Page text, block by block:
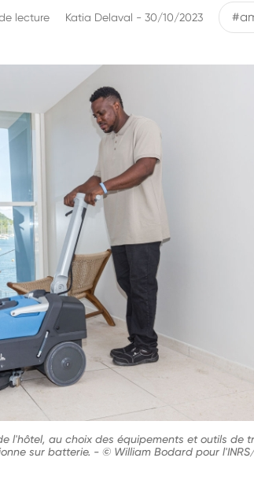
lecture Katia Delaval - 30/10/2023
l'hôtel, au choix des équipements et outils de
sur batterie. - © William Bodard pour